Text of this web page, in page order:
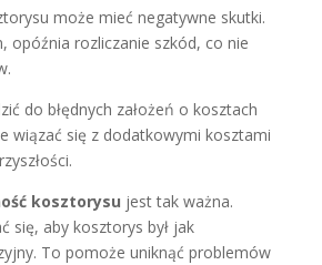
może mieć negatywne skutki.
opóźnia rozliczanie szkód, co nie
do błędnych założeń o kosztach
wiązać się z dodatkowymi kosztami
kosztorysu jest tak ważna.
się, aby kosztorys był jak
To pomoże uniknąć problemów